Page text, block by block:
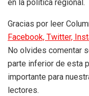
en la política regional.
Gracias por leer
Facebook, Twitter,
No olvides comentar
parte inferior de esta
importante para
lectores.